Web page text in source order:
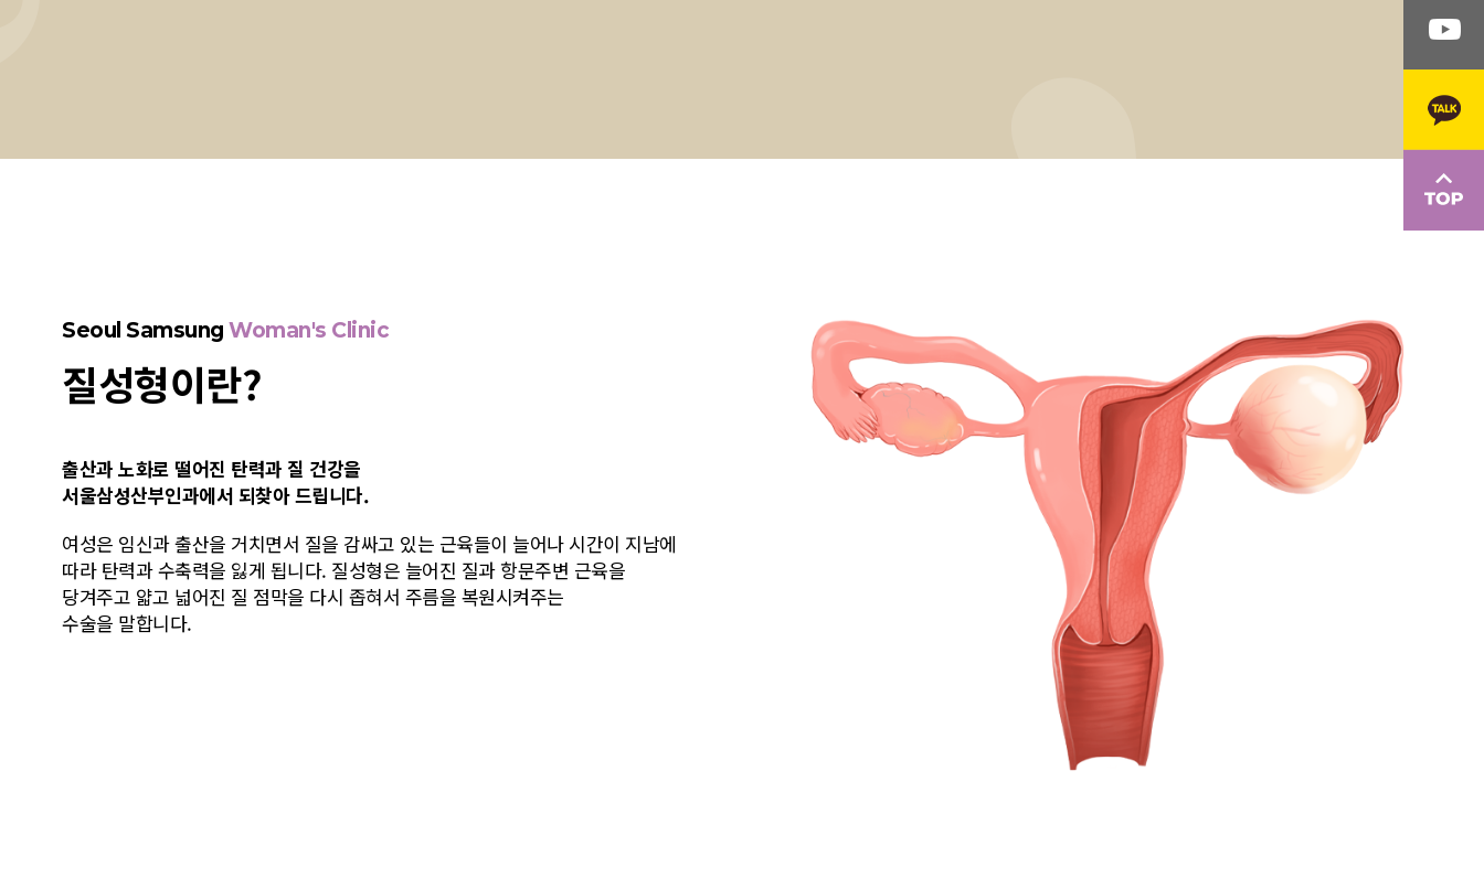
Seoul Samsung Woman's Clinic
질성형이란?
출산과 노화로 떨어진 탄력과 질 건강을
서울삼성산부인과에서 되찾아 드립니다.
여성은 임신과 출산을 거치면서 질을 감싸고 있는 근육들이 늘어나 시간이 지남에
따라 탄력과 수축력을 잃게 됩니다. 질성형은 늘어진 질과 항문주변 근육을
당겨주고 얇고 넓어진 질 점막을 다시 좁혀서 주름을 복원시켜주는
수술을 말합니다.